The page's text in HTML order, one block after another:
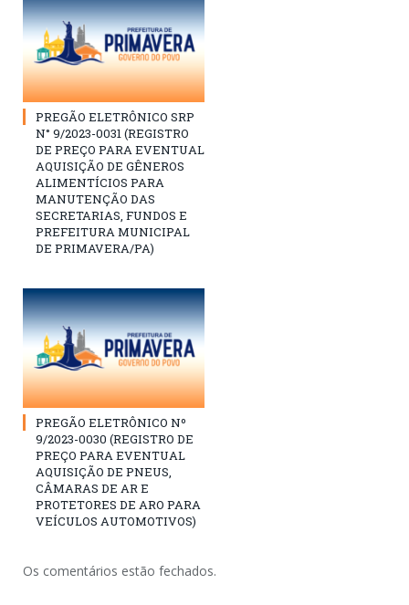
PREGÃO ELETRÔNICO SRP
N° 9/2023-0031 (REGISTRO
DE PREÇO PARA EVENTUAL
AQUISIÇÃO DE GÊNEROS
ALIMENTÍCIOS PARA
MANUTENÇÃO DAS
SECRETARIAS, FUNDOS E
PREFEITURA MUNICIPAL
DE PRIMAVERA/PA)
PREGÃO ELETRÔNICO Nº
9/2023-0030 (REGISTRO DE
PREÇO PARA EVENTUAL
AQUISIÇÃO DE PNEUS,
CÂMARAS DE AR E
PROTETORES DE ARO PARA
VEÍCULOS AUTOMOTIVOS)
Os comentários estão fechados.